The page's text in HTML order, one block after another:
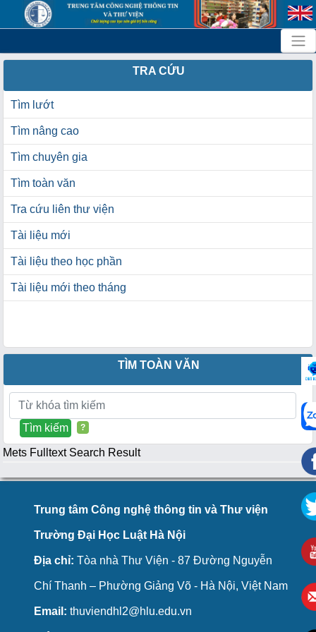
TRA CỨU
Tìm lướt
Tìm nâng cao
Tìm chuyên gia
Tìm toàn văn
Tra cứu liên thư viện
Tài liệu mới
Tài liệu theo học phần
Tài liệu mới theo tháng
TÌM TOÀN VĂN
?
Mets Fulltext Search Result
Trung tâm Công nghệ thông tin và Thư viện
Trường Đại Học Luật Hà Nội
Địa chỉ: Tòa nhà Thư Viện - 87 Đường Nguyễn
Chí Thanh – Phường Giảng Võ - Hà Nội, Việt Nam
Email: thuviendhl2@hlu.edu.vn